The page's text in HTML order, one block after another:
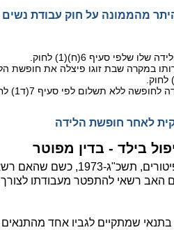
מהממונה על חוק עבודת נשים
היעדרותו במקרה שבת זוגו פיצלה את
בילד - בדין מפוטר
בהתאם לסעיף 7(ב) לחוק פיצויי
האב רשאי להתפטר מעבודתו לצורך
שמתקיים לגביו אחד